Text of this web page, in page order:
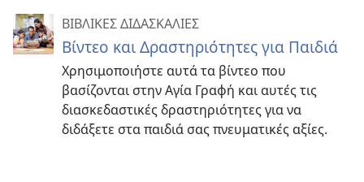
ΒΙΒΛΙΚΕΣ ΔΙΔΑΣΚΑΛΙΕΣ
Βίντεο και Δραστηριότητες για Παιδιά
Χρησιμοποιήστε αυτά τα βίντεο που
βασίζονται στην Αγία Γραφή και αυτές τις
διασκεδαστικές δραστηριότητες για να
διδάξετε στα παιδιά σας πνευματικές αξίες.